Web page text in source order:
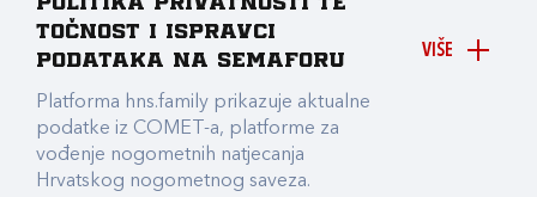
VIŠE
točnost i ispravci
podataka na Semaforu
Platforma hns.family prikazuje aktualne
podatke iz COMET-a, platforme za
vođenje nogometnih natjecanja
Hrvatskog nogometnog saveza.